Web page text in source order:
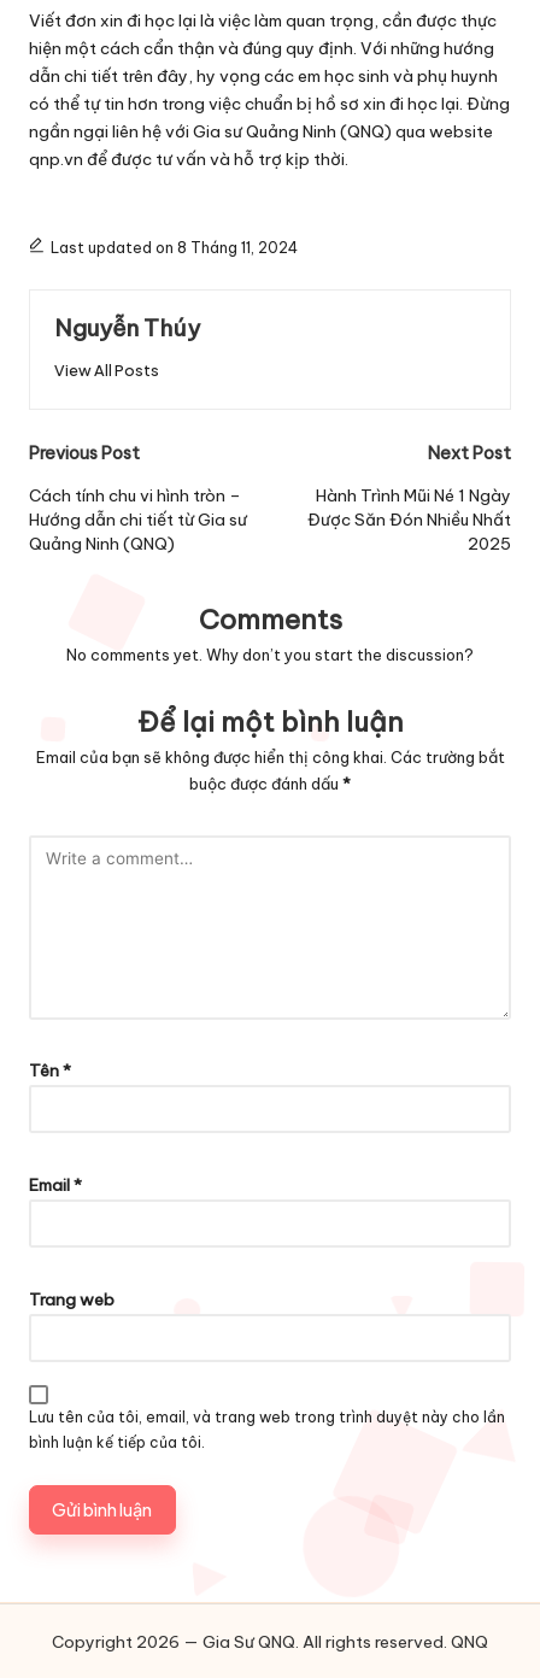
Viết đơn xin đi học lại là việc làm quan trọng, cần được thực
hiện một cách cẩn thận và đúng quy định. Với những hướng
dẫn chi tiết trên đây, hy vọng các em học sinh và phụ huynh
có thể tự tin hơn trong việc chuẩn bị hồ sơ xin đi học lại. Đừng
ngần ngại liên hệ với Gia sư Quảng Ninh (QNQ) qua website
qnp.vn để được tư vấn và hỗ trợ kịp thời.
Last updated on 8 Tháng 11, 2024
Nguyễn Thúy
View All Posts
Post
navigation
Previous Post
Cách tính chu vi hình tròn –
Hướng dẫn chi tiết từ Gia sư
Quảng Ninh (QNQ)
Next Post
Hành Trình Mũi Né 1 Ngày
Được Săn Đón Nhiều Nhất
2025
Comments
No comments yet. Why don’t you start the discussion?
Để lại một bình luận
Email của bạn sẽ không được hiển thị công khai. Các trường bắt
buộc được đánh dấu *
Tên*
Email*
Trang web
Lưu tên của tôi, email, và trang web trong trình duyệt này cho lần
bình luận kế tiếp của tôi.
Copyright 2026 — Gia Sư QNQ. All rights reserved. QNQ